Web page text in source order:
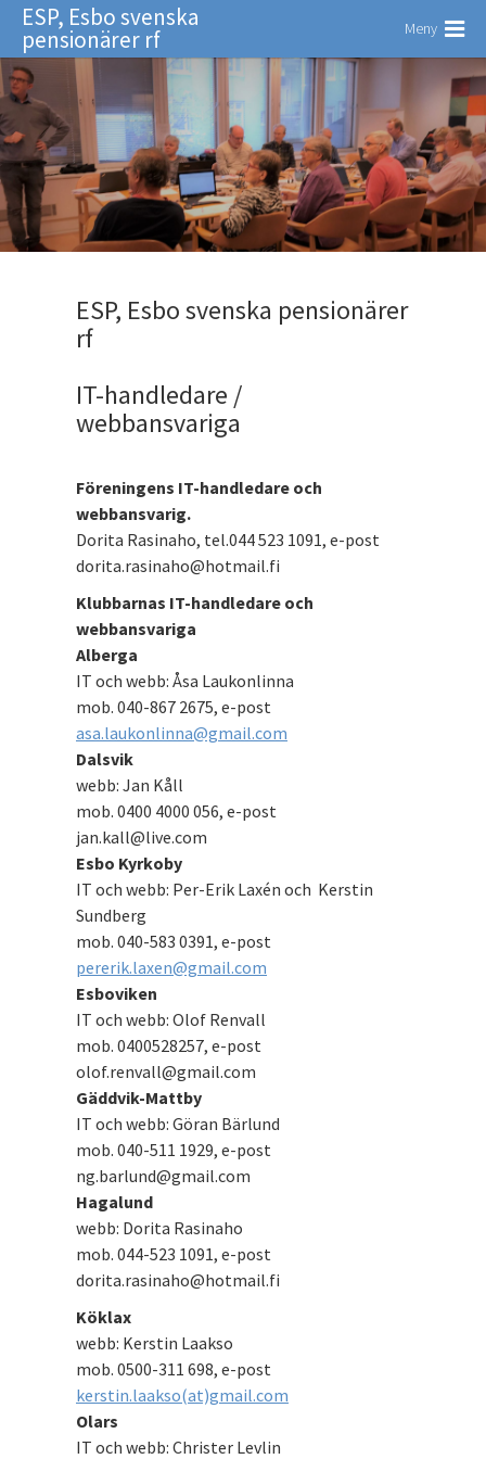
ESP, Esbo svenska
pensionärer rf Meny
ESP, Esbo svenska pensionärer
rf
IT-handledare /
webbansvariga
Föreningens IT-handledare och
webbansvarig.
Dorita Rasinaho, tel.044 523 1091, e-post
dorita.rasinaho@hotmail.fi
Klubbarnas IT-handledare och
webbansvariga
Alberga
IT och webb: Åsa Laukonlinna
mob. 040-867 2675, e-post
asa.laukonlinna@gmail.com
Dalsvik
webb: Jan Kåll
mob. 0400 4000 056, e-post
jan.kall@live.com
Esbo Kyrkoby
IT och webb: Per-Erik Laxén och Kerstin
Sundberg
mob. 040-583 0391, e-post
pererik.laxen@gmail.com
Esboviken
IT och webb: Olof Renvall
mob. 0400528257, e-post
olof.renvall@gmail.com
Gäddvik-Mattby
IT och webb: Göran Bärlund
mob. 040-511 1929, e-post
ng.barlund@gmail.com
Hagalund
webb: Dorita Rasinaho
mob. 044-523 1091, e-post
dorita.rasinaho@hotmail.fi
Köklax
webb: Kerstin Laakso
mob. 0500-311 698, e-post
kerstin.laakso(at)gmail.com
Olars
IT och webb: Christer Levlin